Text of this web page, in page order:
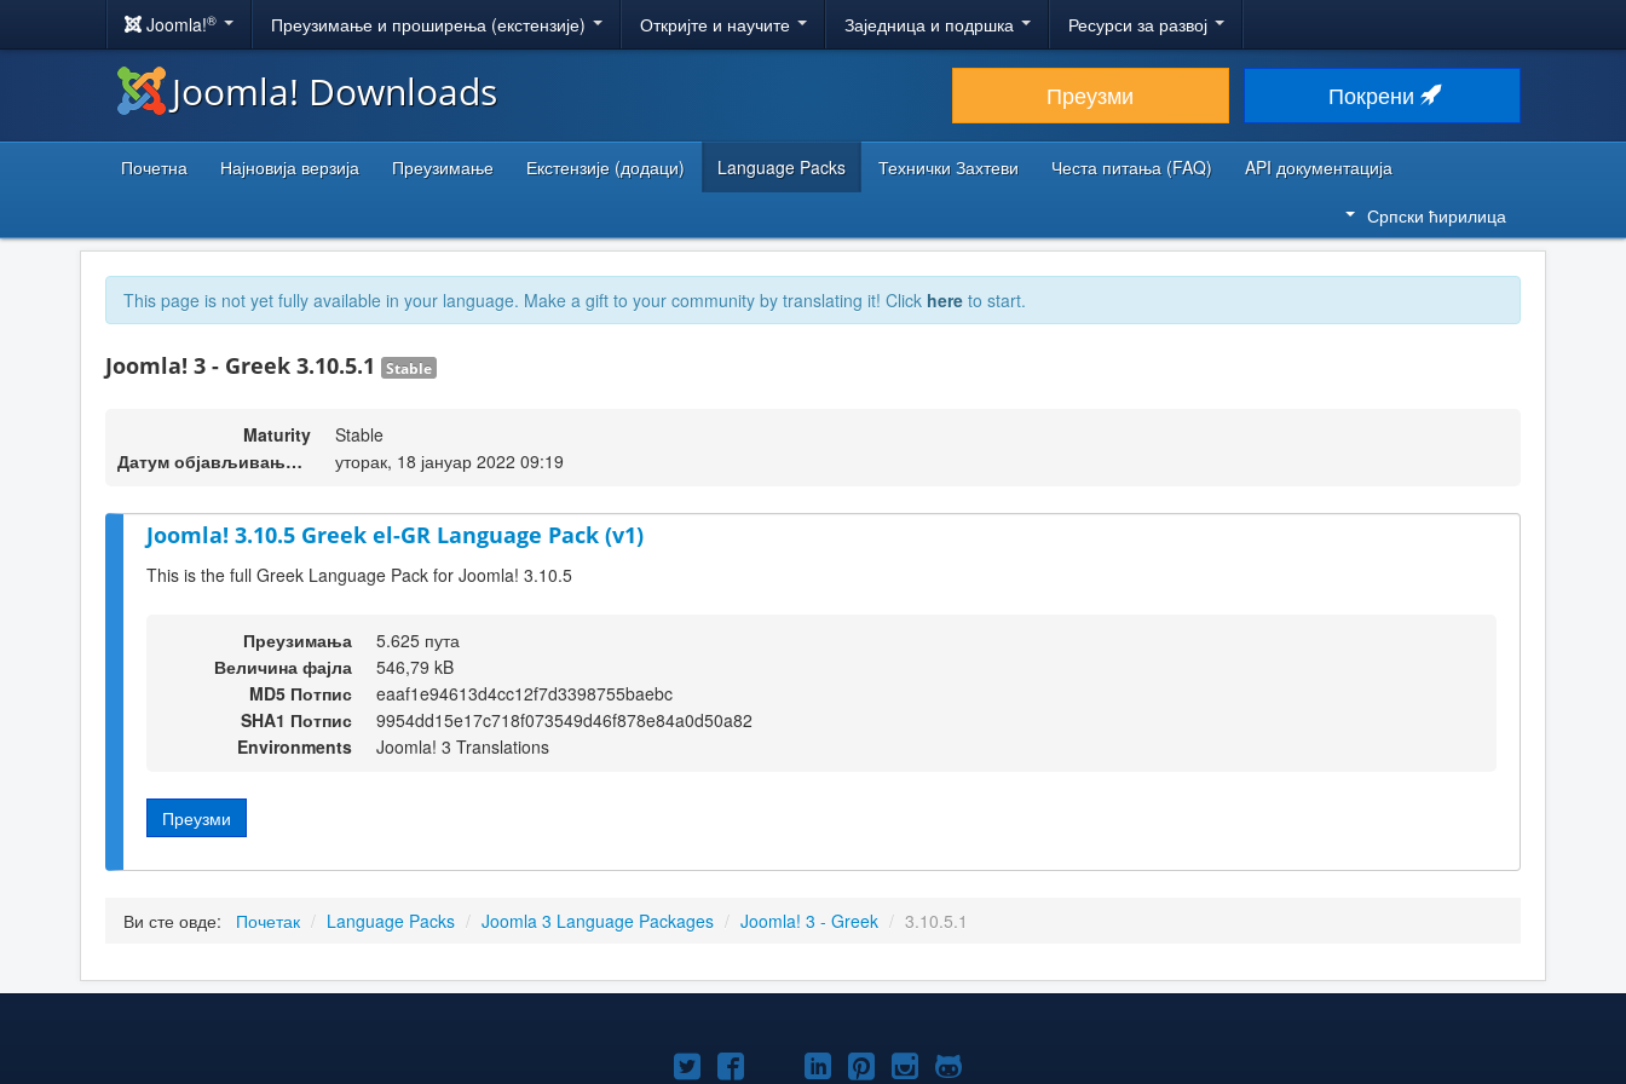
Joomla!® Преузимање и проширења (екстензије) Откријте и научите Заједница и подршка Ресурси за развој
Joomla! Downloads Преузми Покрени
Почетна Најновија верзија Преузимање Екстензије (додаци) Language Packs Технички Захтеви Честа питања (FAQ)
API документација
Српски ћирилица
This page is not yet fully available in your language. Make a gift to your community by translating it! Click here to start.
Joomla! 3 - Greek 3.10.5.1 Stable
Maturity
Stable
Датум објављивања верзије
уторак, 18 јануар 2022 09:19
Joomla! 3.10.5 Greek el-GR Language Pack (v1)
This is the full Greek Language Pack for Joomla! 3.10.5
Преузимања
5.625 пута
Величина фајла
546,79 kB
MD5 Потпис
eaaf1e94613d4cc12f7d3398755baebc
SHA1 Потпис
9954dd15e17c718f073549d46f878e84a0d50a82
Environments
Joomla! 3 Translations
Преузми
Ви сте овде: Почетак / Language Packs / Joomla 3 Language Packages / Joomla! 3 - Greek / 3.10.5.1
Joomla!Joomla!Joomla!
Joomla!Joomla!
Joomla!Joomla!